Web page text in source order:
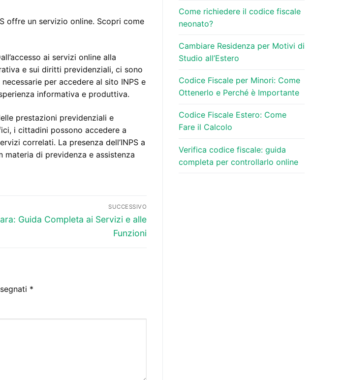
offre un servizio online. Scopri come
ai servizi online alla
e sui diritti previdenziali, ci sono
per accedere al sito INPS e
informativa e produttiva.
prestazioni previdenziali e
i cittadini possono accedere a
correlati. La presenza dell’INPS a
di previdenza e assistenza
SUCCESSIVO
Guida Completa ai Servizi e alle
Funzioni
*
Come richiedere il codice fiscale
neonato?
Cambiare Residenza per Motivi di
Studio all’Estero
Codice Fiscale per Minori: Come
Ottenerlo e Perché è Importante
Codice Fiscale Estero: Come
Fare il Calcolo
Verifica codice fiscale: guida
completa per controllarlo online